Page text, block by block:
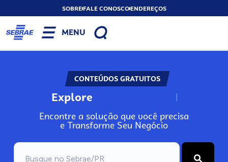
SOBREFALE CONOSCOENDEREÇOS
MENU
CONTEÚDOS GRATUITOS
Explore N
Encontre a solução que você precisa
e Transforme Seu Negócio